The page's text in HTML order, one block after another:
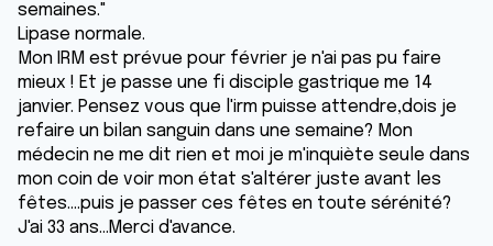
semaines."
Lipase normale.
Mon IRM est prévue pour février je n'ai pas pu faire
mieux ! Et je passe une fi disciple gastrique me 14
janvier. Pensez vous que l'irm puisse attendre,dois je
refaire un bilan sanguin dans une semaine? Mon
médecin ne me dit rien et moi je m'inquiète seule dans
mon coin de voir mon état s'altérer juste avant les
fêtes....puis je passer ces fêtes en toute sérénité?
J'ai 33 ans...Merci d'avance.